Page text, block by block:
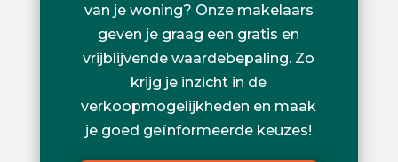
van je woning? Onze makelaars
geven je graag een gratis en
vrijblijvende waardebepaling. Zo
krijg je inzicht in de
verkoopmogelijkheden en maak
je goed geïnformeerde keuzes!